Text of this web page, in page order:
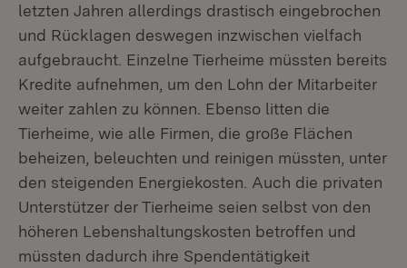
letzten Jahren allerdings drastisch eingebrochen
und Rücklagen deswegen inzwischen vielfach
aufgebraucht. Einzelne Tierheime müssten bereits
Kredite aufnehmen, um den Lohn der Mitarbeiter
weiter zahlen zu können. Ebenso litten die
Tierheime, wie alle Firmen, die große Flächen
beheizen, beleuchten und reinigen müssten, unter
den steigenden Energiekosten. Auch die privaten
Unterstützer der Tierheime seien selbst von den
höheren Lebenshaltungskosten betroffen und
müssten dadurch ihre Spendentätigkeit